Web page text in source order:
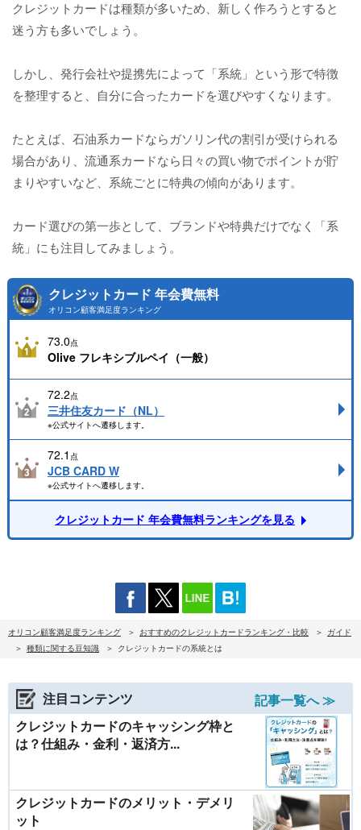
クレジットカードは種類が多いため、新しく作ろうとすると
迷う方も多いでしょう。
しかし、発行会社や提携先によって「系統」という形で特徴
を整理すると、自分に合ったカードを選びやすくなります。
たとえば、石油系カードならガソリン代の割引が受けられる
場合があり、流通系カードなら日々の買い物でポイントが貯
まりやすいなど、系統ごとに特典の傾向があります。
カード選びの第一歩として、ブランドや特典だけでなく「系
統」にも注目してみましょう。
クレジットカード 年会費無料
オリコン顧客満足度ランキング
73.0点
Olive フレキシブルペイ（一般）
72.2点
三井住友カード（NL）
※公式サイトへ遷移します。
72.1 点
JCB CARD W
※公式サイトへ遷移します。
クレジットカード 年会費無料ランキングを見る
オリコン顧客満足度ランキング おすすめのクレジットカードランキング・比較
ガイド
種類に関する豆知識
クレジットカードの系統とは
注目コンテンツ
記事一覧へ ≫
クレジットカードのキャッシング枠と
は？仕組み・金利・返済方...
クレジットカードのメリット・デメリ
ット